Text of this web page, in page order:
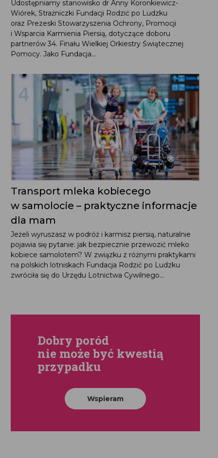
Stowarzyszenia Ochrony, Promocji i Wsparcia Karmienia
Piersią, dotyczące doboru partnerów 34. Finału Wielkiej
Orkiestry Świątecznej Pomocy. Jako Fundacja...
Transport mleka kobiecego
w samolocie – praktyczne informacje
dla mam
Jeżeli wyruszasz w podróż i karmisz piersią, naturalnie
pojawia się pytanie: jak bezpiecznie przewozić mleko
kobiece samolotem? W związku z różnymi praktykami
na polskich lotniskach Fundacja Rodzić po Ludzku
zwróciła się do Urzędu Lotnictwa Cywilnego...
Dobry poród
przypadku